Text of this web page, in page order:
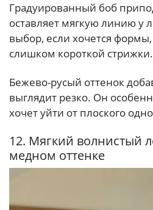
Градуированный боб
оставляет мягкую линию у
выбор, если хочется
слишком короткой стрижки.
Бежево-русый оттенок
выглядит резко. Он
хочет уйти от плоского
12. Мягкий волнистый
медном оттенке